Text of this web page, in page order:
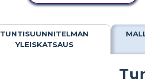
TUNTISUUNNITELMAN
YLEISKATSAUS